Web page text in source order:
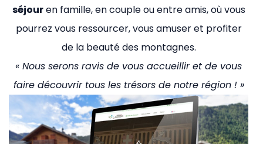
séjouren famille, en couple ou entre amis, où vous
pourrez vous ressourcer, vous amuser et profiter
de la beauté des montagnes.
« Nous serons ravis de vous accueillir et de vous
faire découvrir tous les trésors de notre région ! »